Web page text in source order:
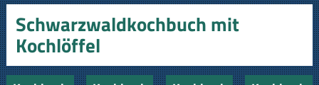
Schwarzwaldkochbuch mit
Kochlöffel